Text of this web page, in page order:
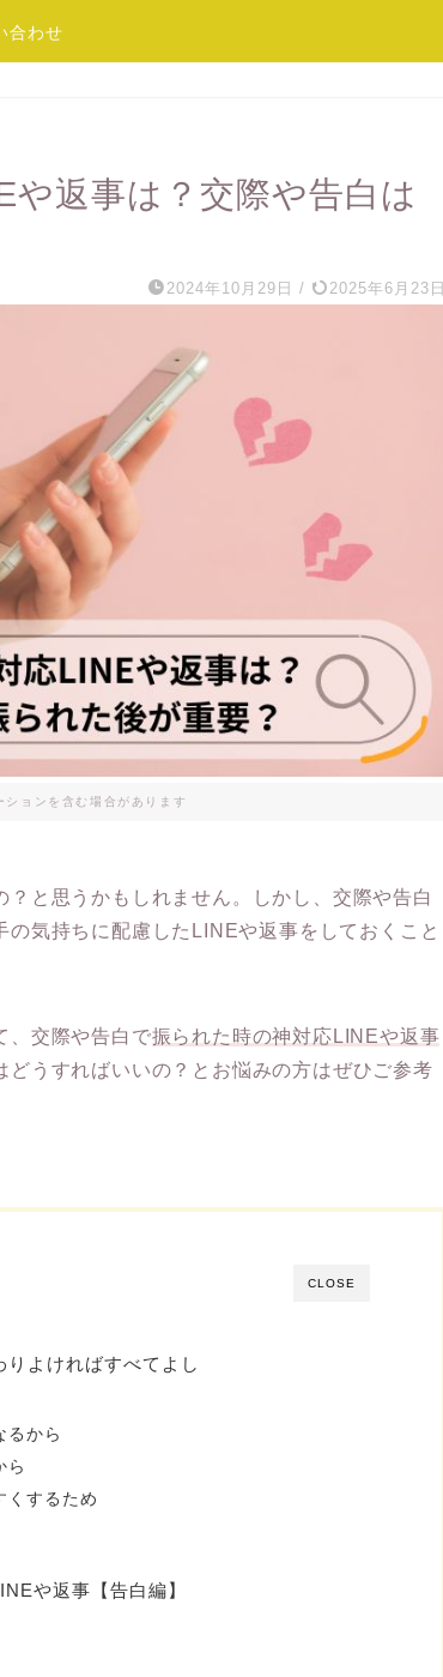
合わせ
返事は？交際や告白は
2024年10月29日 / 2025年6月23日
ションを含む場合があります
と思うかもしれません。しかし、交際や告白
の気持ちに配慮したLINEや返事をしておくこと
、交際や告白で振られた時の神対応LINEや返事
どうすればいいの？とお悩みの方はぜひご参考
CLOSE
よければすべてよし
るから
ら
するため
や返事【告白編】